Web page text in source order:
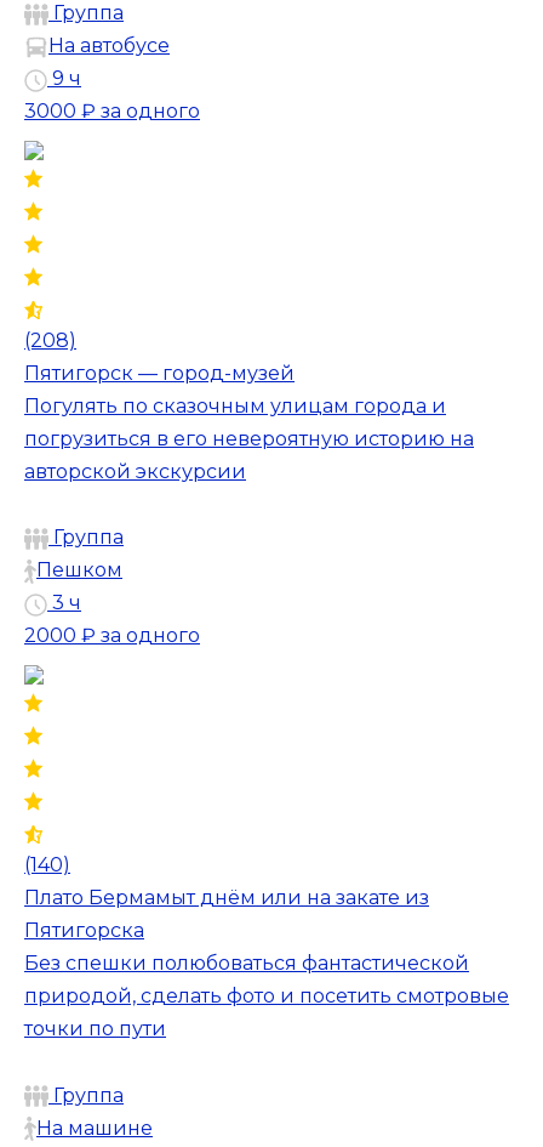
Группа
На автобусе
9 ч
3000 ₽ за одного
(208)
Пятигорск — город-музей
Погулять по сказочным улицам города и
погрузиться в его невероятную историю на
авторской экскурсии
Группа
Пешком
3 ч
2000 ₽ за одного
(140)
Плато Бермамыт днём или на закате из
Пятигорска
Без спешки полюбоваться фантастической
природой, сделать фото и посетить смотровые
точки по пути
Группа
На машине